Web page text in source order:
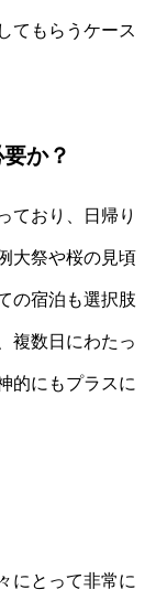
てもらうケース
か？
ており、日帰り
大祭や桜の見頃
の宿泊も選択肢
複数日にわたっ
的にもプラスに
にとって非常に